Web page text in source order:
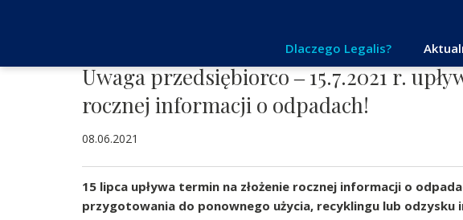
Dlaczego Legalis?
Uwaga przedsiębiorco ‒ 15.7.2021 r.
rocznej informacji o odpadach!
08.06.2021
15 lipca upływa termin na złożenie rocznej informacji o
przygotowania do ponownego użycia, recyklingu lub odzysku